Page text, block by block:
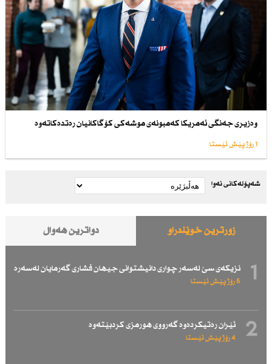
وەزیری جەنگی ئەمریكا كەمبونەی موشەكی كۆگاكانیان رەتدەكاتەوە
1 رۆژ پێش ئێستا
شەپۆلەکانی نەوا
زۆرترین خوێندراو دواترین هەواڵ
1 نزیكەی سێ لەسەر چواری دانیشتوانی جیهان فشاری گەرمایان لەسەرە
5 رۆژ پێش ئێستا
2 ئێران رەتیكردەوە گەرووی هورمزی كردبێتەوە
4 رۆژ پێش ئێستا